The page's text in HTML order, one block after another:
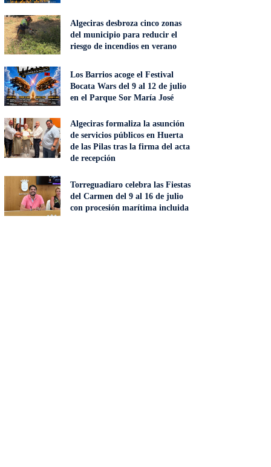
Algeciras desbroza cinco zonas
del municipio para reducir el
riesgo de incendios en verano
Los Barrios acoge el Festival
Bocata Wars del 9 al 12 de julio
en el Parque Sor María José
Algeciras formaliza la asunción
de servicios públicos en Huerta
de las Pilas tras la firma del acta
de recepción
Torreguadiaro celebra las Fiestas
del Carmen del 9 al 16 de julio
con procesión marítima incluida